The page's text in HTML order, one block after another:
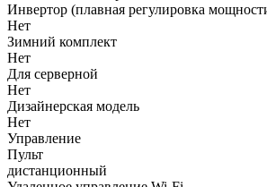
Инвертор (плавная регулировка
Нет
Зимний комплект
Нет
Для серверной
Нет
Дизайнерская модель
Нет
Управление
Пульт
дистанционный